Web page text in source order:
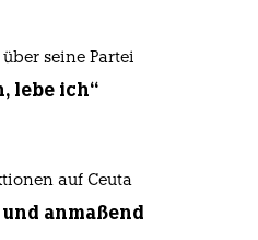
seine Partei
lebe ich“
auf Ceuta
anmaßend